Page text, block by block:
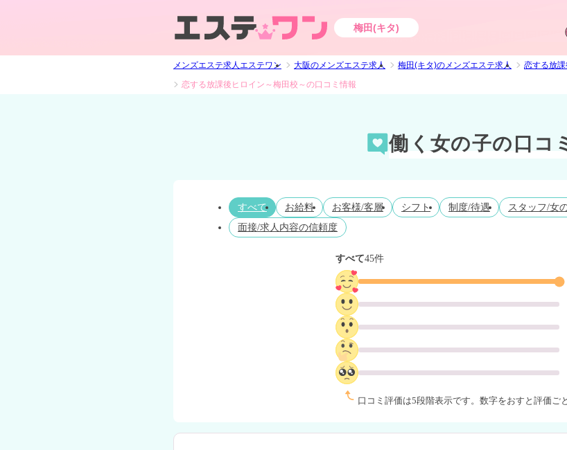
梅田(キタ)
メンズエステ求人エステワン 大阪のメンズエステ求人 梅田(キタ)のメンズエステ求人
恋する放
恋する放課後ヒロイン～梅田校～の口コミ情報
働く女の子の口コ
すべて お給料 お客様/客層 シフト 制度/待遇
スタッフ/女
面接/求人内容の信頼度
すべて45件
口コミ評価は5段階表示です。 数字をおすと評価ご